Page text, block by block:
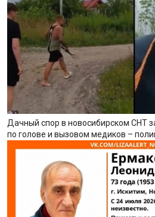
Дачный спор в новосибирском СНТ
по голове и вызовом медиков –